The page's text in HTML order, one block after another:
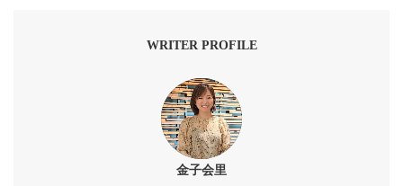
WRITER PROFILE
金子会里